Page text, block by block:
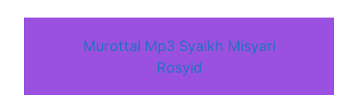
Murottal Mp3 Syaikh Misyari
Rosyid